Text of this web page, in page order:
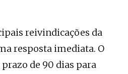
reivindicações da
resposta imediata. O
de 90 dias para